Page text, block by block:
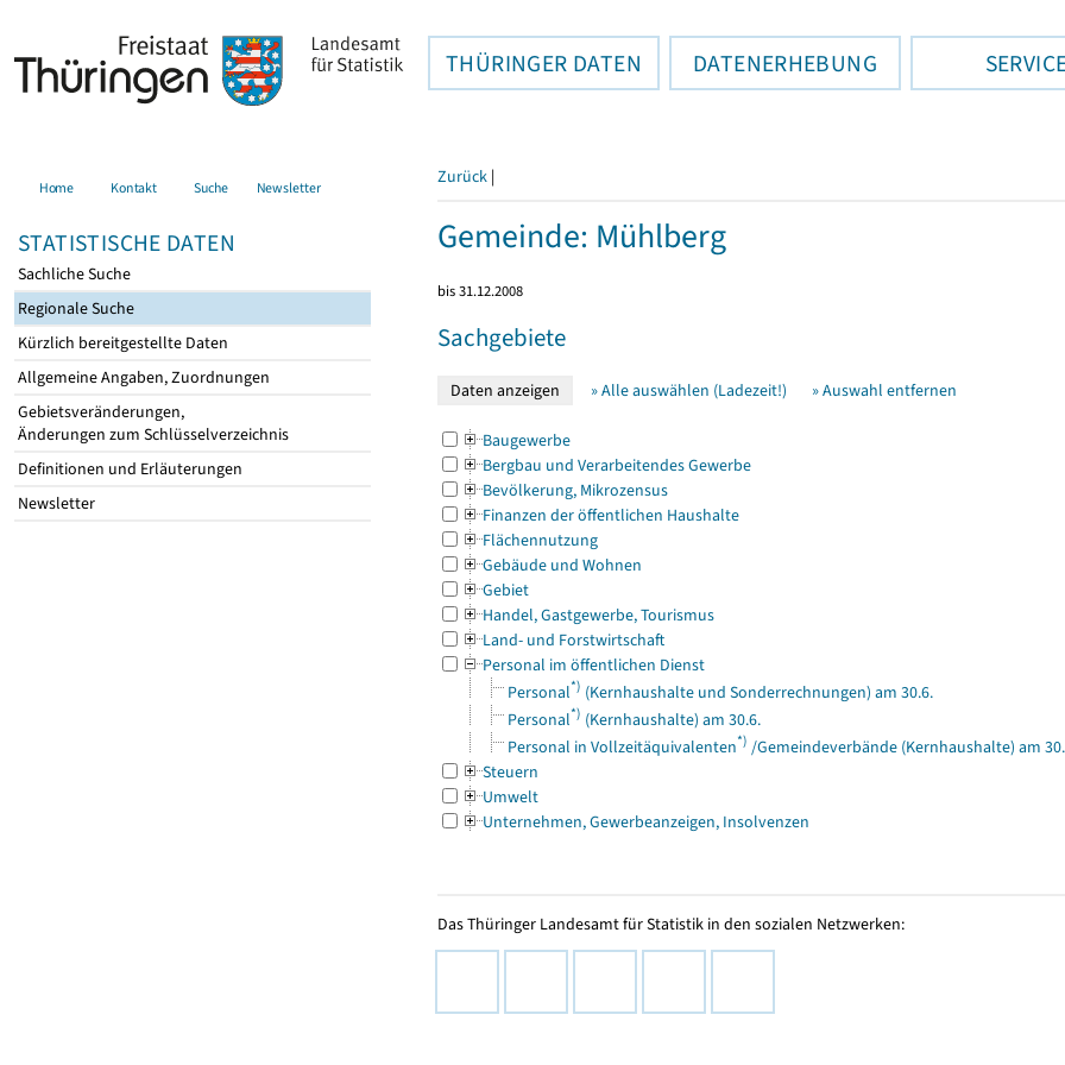
THÜRINGER DATEN DATENERHEBUNG
Home Kontakt Suche Newsletter
STATISTISCHE DATEN
Sachliche Suche
Regionale Suche
Kürzlich bereitgestellte Daten
Allgemeine Angaben, Zuordnungen
Gebietsveränderungen,
Änderungen zum Schlüsselverzeichnis
Definitionen und Erläuterungen
Newsletter
Zurück |
Gemeinde: Mühlberg
bis 31.12.2008
Sachgebiete
» Alle auswählen (Ladezeit!) » Auswahl entfernen
Baugewerbe
Bergbau und Verarbeitendes Gewerbe
Bevölkerung, Mikrozensus
Finanzen der öffentlichen Haushalte
Flächennutzung
Gebäude und Wohnen
Gebiet
Handel, Gastgewerbe, Tourismus
Land- und Forstwirtschaft
Personal im öffentlichen Dienst
Personal*) (Kernhaushalte und Sonderrechnungen) am 30.6.
Personal*) (Kernhaushalte) am 30.6.
Personal in Vollzeitäquivalenten*) /Gemeindeverbände (Kernhaushalte) am
Steuern
Umwelt
Unternehmen, Gewerbeanzeigen, Insolvenzen
Das Thüringer Landesamt für Statistik in den sozialen Netzwerken: